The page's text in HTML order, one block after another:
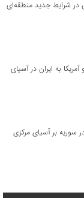
در شرایط جدید منطقه‌ای
به ایران در آسیای
سوریه بر آسیای مرکزی